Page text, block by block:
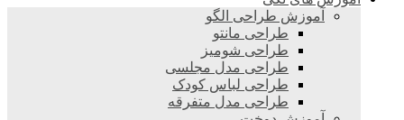
آموزش طراحی الگو
طراحی مانتو
طراحی شومیز
طراحی مدل مجلسی
طراحی لباس کودک
طراحی مدل متفرقه